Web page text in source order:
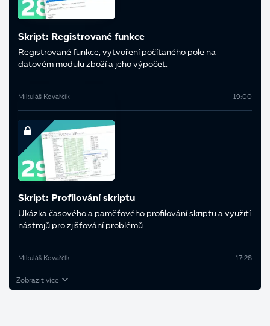
Skript: Registrované funkce
Registrované funkce, vytvoření počítaného pole na
datovém modulu zboží a jeho výpočet.
Mikuláš Kovařčík 19:00
Skript: Profilování skriptu
Ukázka časového a paměťového profilování skriptu a využití
nástrojů pro zjišťování problémů.
Mikuláš Kovařčík 17:28
Zobrazit více